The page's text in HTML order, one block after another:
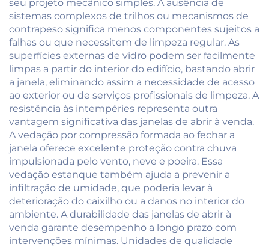
seu projeto mecânico simples. A ausência de
sistemas complexos de trilhos ou mecanismos de
contrapeso significa menos componentes sujeitos a
falhas ou que necessitem de limpeza regular. As
superfícies externas de vidro podem ser facilmente
limpas a partir do interior do edifício, bastando abrir
a janela, eliminando assim a necessidade de acesso
ao exterior ou de serviços profissionais de limpeza. A
resistência às intempéries representa outra
vantagem significativa das janelas de abrir à venda.
A vedação por compressão formada ao fechar a
janela oferece excelente proteção contra chuva
impulsionada pelo vento, neve e poeira. Essa
vedação estanque também ajuda a prevenir a
infiltração de umidade, que poderia levar à
deterioração do caixilho ou a danos no interior do
ambiente. A durabilidade das janelas de abrir à
venda garante desempenho a longo prazo com
intervenções mínimas. Unidades de qualidade